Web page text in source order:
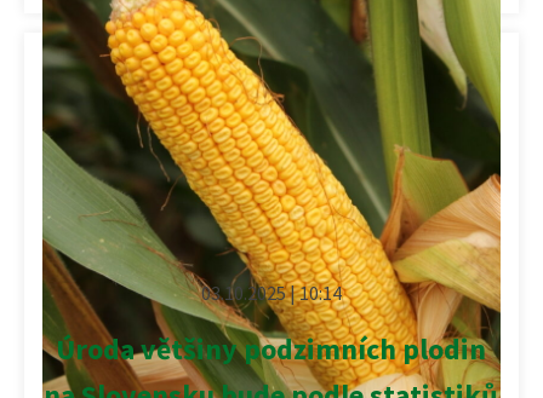
03.10.2025 | 10:14
Úroda většiny podzimních plodin